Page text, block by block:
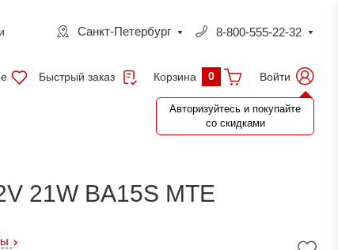
Санкт-Петербург 8-800-555-22-32
Быстрый заказ Корзина 0 Войти
Авторизуйтесь и покупайте
со скидками
21W BA15S MTE